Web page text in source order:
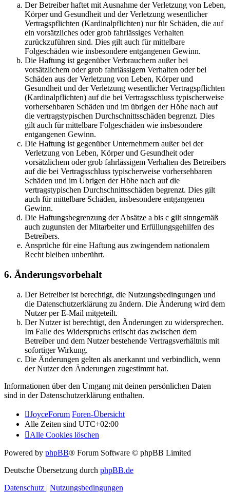
Der Betreiber haftet mit Ausnahme der Verletzung von Leben,
Körper und Gesundheit und der Verletzung wesentlicher
Vertragspflichten (Kardinalpflichten) nur für Schäden, die auf
ein vorsätzliches oder grob fahrlässiges Verhalten
zurückzuführen sind. Dies gilt auch für mittelbare
Folgeschäden wie insbesondere entgangenen Gewinn.
Die Haftung ist gegenüber Verbrauchern außer bei
vorsätzlichem oder grob fahrlässigem Verhalten oder bei
Schäden aus der Verletzung von Leben, Körper und
Gesundheit und der Verletzung wesentlicher Vertragspflichten
(Kardinalpflichten) auf die bei Vertragsschluss typischerweise
vorhersehbaren Schäden und im übrigen der Höhe nach auf
die vertragstypischen Durchschnittsschäden begrenzt. Dies
gilt auch für mittelbare Folgeschäden wie insbesondere
entgangenen Gewinn.
Die Haftung ist gegenüber Unternehmern außer bei der
Verletzung von Leben, Körper und Gesundheit oder
vorsätzlichem oder grob fahrlässigem Verhalten des Betreibers
auf die bei Vertragsschluss typischerweise vorhersehbaren
Schäden und im Übrigen der Höhe nach auf die
vertragstypischen Durchschnittsschäden begrenzt. Dies gilt
auch für mittelbare Schäden, insbesondere entgangenen
Gewinn.
Die Haftungsbegrenzung der Absätze a bis c gilt sinngemäß
auch zugunsten der Mitarbeiter und Erfüllungsgehilfen des
Betreibers.
Ansprüche für eine Haftung aus zwingendem nationalem
Recht bleiben unberührt.
6. Änderungsvorbehalt
Der Betreiber ist berechtigt, die Nutzungsbedingungen und
die Datenschutzerklärung zu ändern. Die Änderung wird dem
Nutzer per E-Mail mitgeteilt.
Der Nutzer ist berechtigt, den Änderungen zu widersprechen.
Im Falle des Widerspruchs erlischt das zwischen dem
Betreiber und dem Nutzer bestehende Vertragsverhältnis mit
sofortiger Wirkung.
Die Änderungen gelten als anerkannt und verbindlich, wenn
der Nutzer den Änderungen zugestimmt hat.
Informationen über den Umgang mit deinen persönlichen Daten
sind in der Datenschutzerklärung enthalten.
JoyceForum Foren-Übersicht
Alle Zeiten sind UTC+02:00
Alle Cookies löschen
Powered by phpBB® Forum Software © phpBB Limited
Deutsche Übersetzung durch phpBB.de
Datenschutz | Nutzungsbedingungen